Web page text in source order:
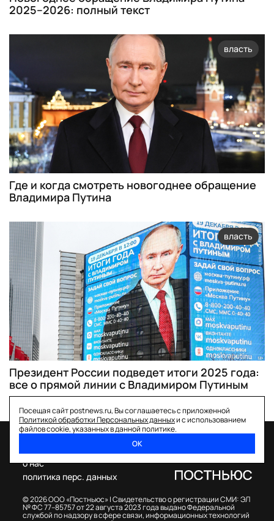
2025–2026: полный текст
власть
Где и когда смотреть новогоднее обращение
Владимира Путина
власть
Президент России подведет итоги 2025 года:
все о прямой линии с Владимиром Путиным
Посещая сайт postnews.ru, Вы соглашаетесь с приложенной
Политикой обработки Персональных данныхи с использованием
файлов cookie, указанных в данной политике.
ОК
© 2026 ООО «Постньюс» |Свидетельство о регистрации СМИ: ЭЛ
№ ФС 77–85757 от 22 августа 2023 года выдано Федеральной
службой по надзору в сфере связи, информационных технологий
о нас
политика перс. данных